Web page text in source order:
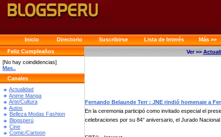
Inicio Directorio Suscribirse Lista de Interés
Más >>
Feliz Cumpleaños
[No hay coindidencias]
Mas..
Canales
Actualidad
Anime Manga
Arte/Cultura
Autos
Belleza Modas Fashion
Blogsperú
Cine
Comic/Cartoon
Ver >>
Fernando Belaunde Terr : JNE rindió homenaje a
En la ceremonia participó como invitado especial el
celebraciones por su 84° aniversario, el Jurado